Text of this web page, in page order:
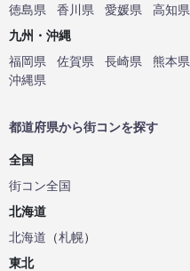
徳島県
香川県 愛媛県
高知県
九州・沖縄
福岡県
佐賀県 長崎県 熊本県
沖縄県
都道府県から街コンを探す
全国
街コン全国
北海道
北海道 （札幌）
東北